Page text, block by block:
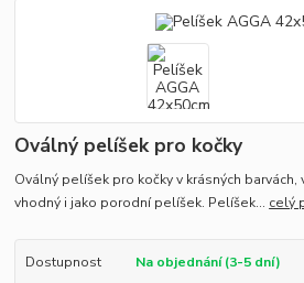
Oválný pelíšek pro kočky
Oválný pelíšek pro kočky v krásných barvách,
vhodný i jako porodní pelíšek. Pelíšek... celý
Dostupnost
Na objednání (3-5 dní)